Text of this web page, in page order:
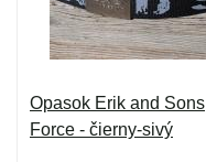
Opasok Erik and Sons
Force - čierny-sivý